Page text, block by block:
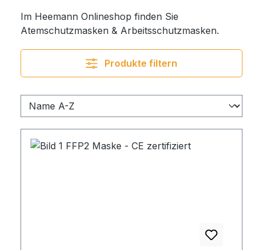
Im Heemann Onlineshop finden Sie
Atemschutzmasken & Arbeitsschutzmasken.
Produkte filtern